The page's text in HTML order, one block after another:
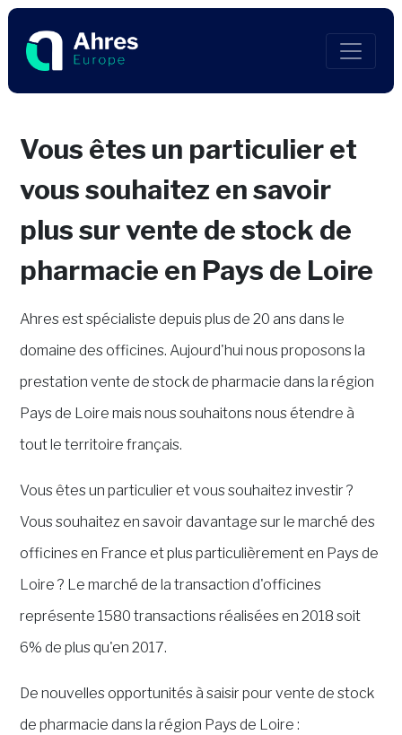
Vous êtes un particulier et
vous souhaitez en savoir
plus sur vente de stock de
pharmacie en Pays de Loire
Ahres est spécialiste depuis plus de 20 ans dans le
domaine des officines. Aujourd'hui nous proposons la
prestation vente de stock de pharmacie dans la région
Pays de Loire mais nous souhaitons nous étendre à
tout le territoire français.
Vous êtes un particulier et vous souhaitez investir ?
Vous souhaitez en savoir davantage sur le marché des
officines en France et plus particulièrement en Pays de
Loire ? Le marché de la transaction d'officines
représente 1580 transactions réalisées en 2018 soit
6% de plus qu'en 2017.
De nouvelles opportunités à saisir pour vente de stock
de pharmacie dans la région Pays de Loire :